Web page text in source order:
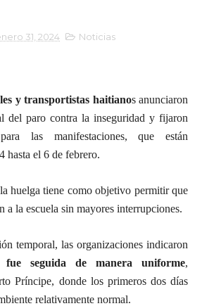
31, 2024 Noticias
y transportistas haitianos anunciaron
del paro contra la inseguridad y fijaron
las manifestaciones, que están
hasta el 6 de febrero.
huelga tiene como objetivo permitir que
a la escuela sin mayores interrupciones.
temporal, las organizaciones indicaron
seguida de manera uniforme,
Príncipe, donde los primeros dos días
relativamente normal.